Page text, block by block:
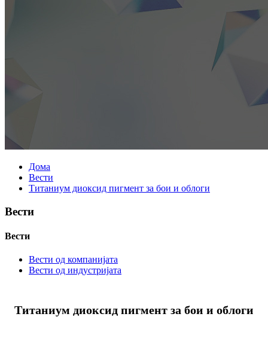
Дома
Вести
Титаниум диоксид пигмент за бои и облоги
Вести
Вести
Вести од компанијата
Вести од индустријата
Титаниум диоксид пигмент за бои и облоги